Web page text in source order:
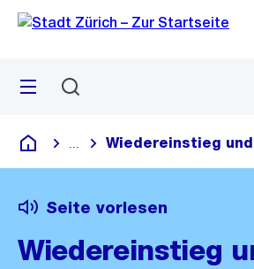
Navigation
Sprunglink
Menü
Deutsch
Blende alle Breadcrumbs ein
Wiedereinstieg
Seite vorlesen
Wiedereinstieg